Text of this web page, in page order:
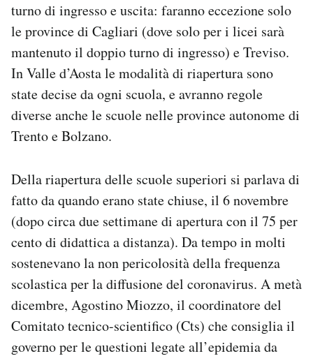
turno di ingresso e uscita: faranno eccezione solo
le province di Cagliari (dove solo per i licei sarà
mantenuto il doppio turno di ingresso) e Treviso.
In Valle d’Aosta le modalità di riapertura sono
state decise da ogni scuola, e avranno regole
diverse anche le scuole nelle province autonome di
Trento e Bolzano.
Della riapertura delle scuole superiori si parlava di
fatto da quando erano state chiuse, il 6 novembre
(dopo circa due settimane di apertura con il 75 per
cento di didattica a distanza). Da tempo in molti
sostenevano la non pericolosità della frequenza
scolastica per la diffusione del coronavirus. A metà
dicembre, Agostino Miozzo, il coordinatore del
Comitato tecnico-scientifico (Cts) che consiglia il
governo per le questioni legate all’epidemia da